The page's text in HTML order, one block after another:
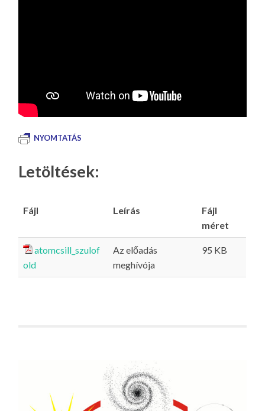
NYOMTATÁS
Letöltések:
Fájl Leírás
Fájl
méret
atomcsill_szulof
old
Az előadás
meghívója
95 KB